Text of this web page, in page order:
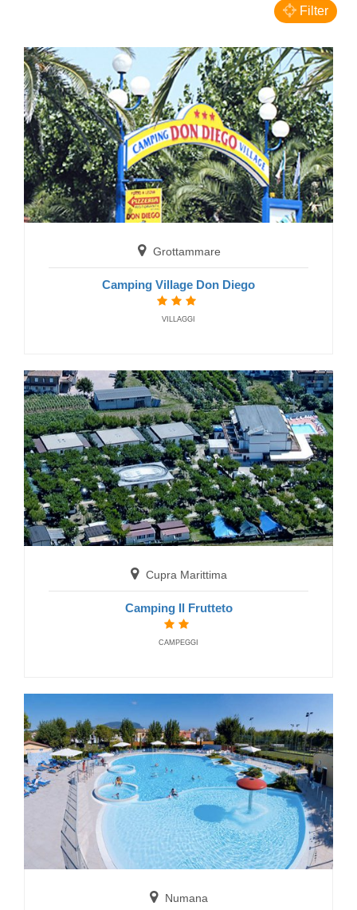
Numana
Porto San Giorgio
Villaggio La Capannina
FERIENDORF
Villaggio Taunus
FERIENDORF
Filter
Grottammare
Camping Village Don Diego
VILLAGGI
Cupra Marittima
Camping Il Frutteto
CAMPEGGI
Numana